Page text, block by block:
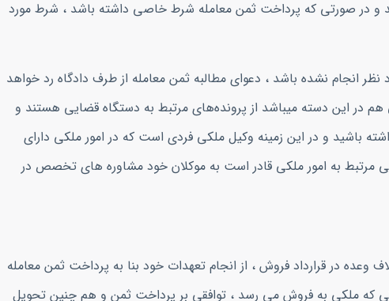
و در صورتی که پرداخت ثمن معامله شرط خاصی داشته باشد ، شرط مورد
انجام نشده باشد ، دعوای مطالبه ثمن معامله از طرف دادگاه رد خواهد
در این دسته میباشد از پرونده‌های مرتبط به دستگاه قضایی هستند و
باشید و در این زمینه وکیل ملکی فردی است که در امور ملکی دارای
به امور ملکی قادر است به موکلان خود مشاوره های تخصص در
در قرارداد فروش ، از انجام تعهدات خود بنا به پرداخت ثمن معامله
که ملکی به فروش می رسد ، توافقی بر پرداخت ثمن و هم چنین تحویل